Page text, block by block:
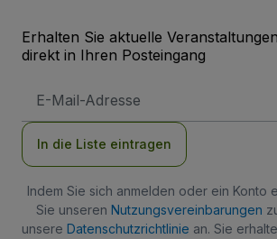
Erhalten Sie aktuelle
direkt in Ihren Posteingang
Mail-
In die Liste eintragen
Indem Sie sich anmelden oder ein Konto
Sie unseren Nutzungsvereinbarungen
unsere Datenschutzrichtlinie an. Sie